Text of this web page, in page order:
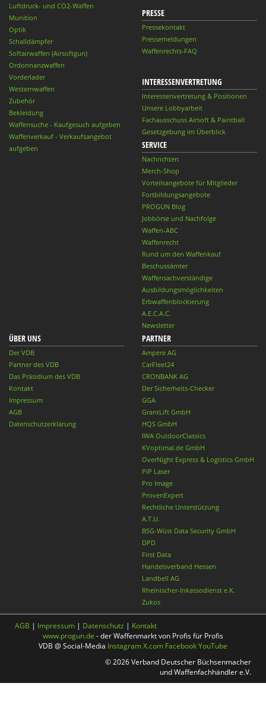
Luftdruck- und CO2-Waffen
Munition
Optik
Schalldämpfer
Softairwaffen (Airsoftgun)
Ordonnanzwaffen
Vorderlader
Westernwaffen
Zubehör
Bekleidung
Waffensuche - Kaufgesuch aufgeben
Waffenverkauf - Verkaufsangebot
aufgeben
PRESSE
Pressekontakt
Pressemeldungen
Waffenrechts-FAQ
INTERESSENVERTRETUNG
Interessenvertretung & Positionen
Unsere Lobbyarbeit
Fachausschuss Airsoft & Paintball
Gesetzgebung im Überblick
SERVICE
Nachrichten
Merch-Shop
Vorteilsangebote für Mitglieder
Fortbildungsangebote
PROGUN Blog
Jobbörse und Nachfolge
Waffen-ABC
Waffenrecht
Rund um den Waffenkauf
Beschussämter
Waffensachverständige
Ausbildungsmöglichkeiten
Erbwaffenblockierung
A.E.C.A.C.
Newsletter
ÜBER UNS
Der VDB
Partner des VDB
Das Präsidium des VDB
Kontakt
Impressum
AGB
Datenschutzerklärung
PARTNER
Ampere AG
CarFleet24
CRONBANK AG
Der Sicherheits-Checker
GGA
GrantLift GmbH
HQS GmbH
IWA OutdoorClassics
KVoptimal.de GmbH
OverNight Express & Logistics GmbH
PiP Laser
Pro Image
ProvenExpert
Rechtliche Unterstützung
A.T.U.
BSG-Wüst Data Security GmbH
DPD
First Data
Handelsverband Hessen
Landbell AG
Rheinischer-Inkassodienst e.K.
Zukos
AGB | Impressum | Datenschutz | Kontakt
www.progun.de - der Waffenmarkt von Profis für Profis
VDB @ Social-Media InstagramX.com FacebookYouTube
© 2026 Verband Deutscher Büchsenmacher
und Waffenfachhändler e.V.